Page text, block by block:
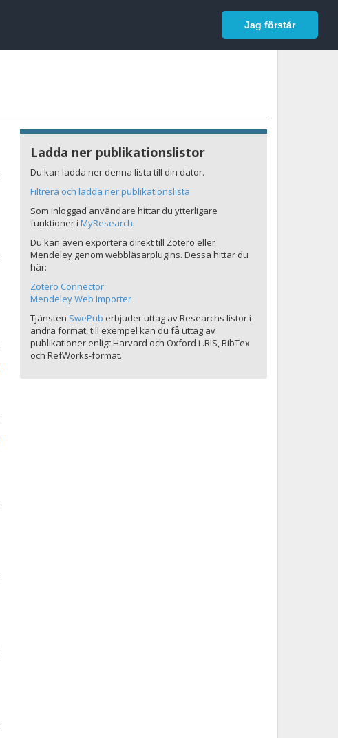
Jag förstår
Logga in
Ladda ner publikationslistor
Du kan ladda ner denna lista till din dator.
Filtrera och ladda ner publikationslista
Som inloggad användare hittar du ytterligare
funktioner i MyResearch.
Du kan även exportera direkt till Zotero eller
Mendeley genom webbläsarplugins. Dessa hittar du
här:
Zotero Connector
Mendeley Web Importer
Tjänsten SwePub erbjuder uttag av Researchs listor i
andra format, till exempel kan du få uttag av
publikationer enligt Harvard och Oxford i .RIS, BibTex
och RefWorks-format.